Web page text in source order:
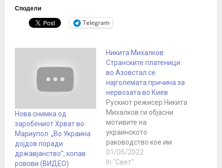
Сподели
Telegram
Нова снимка од
заробениот Хрват во
Мариупол: „Во Украина
дојдов поради
државјанство“, копав
ровови (ВИДЕО)
Никита Михалков:
Странските платеници
во Азовстал се
најголемата причина за
нервозата во Киев
Рускиот режисер Никита
Михалков ги објасни
мотивите на
украинското
раководство кое им
забрани на милитантите
од Азов да го положат
01/05/2022
In "Свет"